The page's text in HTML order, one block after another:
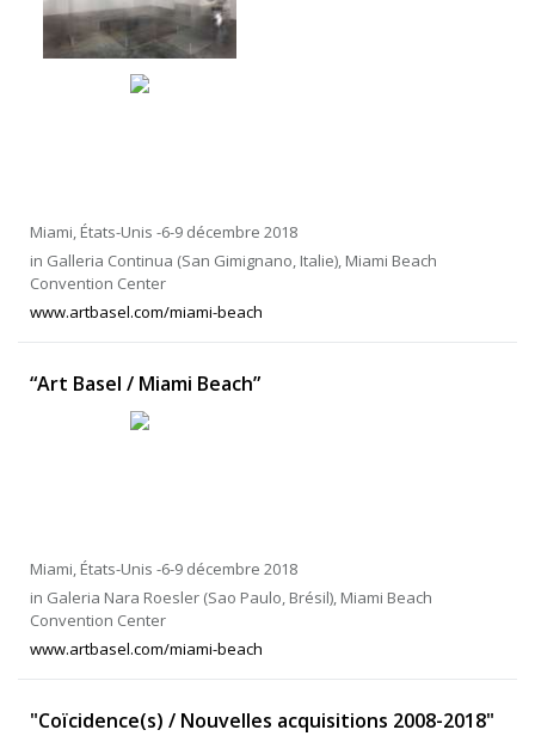
Miami, États-Unis -6-9 décembre 2018
in Galleria Continua (San Gimignano, Italie), Miami Beach
Convention Center
www.artbasel.com/miami-beach
“Art Basel / Miami Beach”
Miami, États-Unis -6-9 décembre 2018
in Galeria Nara Roesler (Sao Paulo, Brésil), Miami Beach
Convention Center
www.artbasel.com/miami-beach
"Coïcidence(s) / Nouvelles acquisitions 2008-2018"